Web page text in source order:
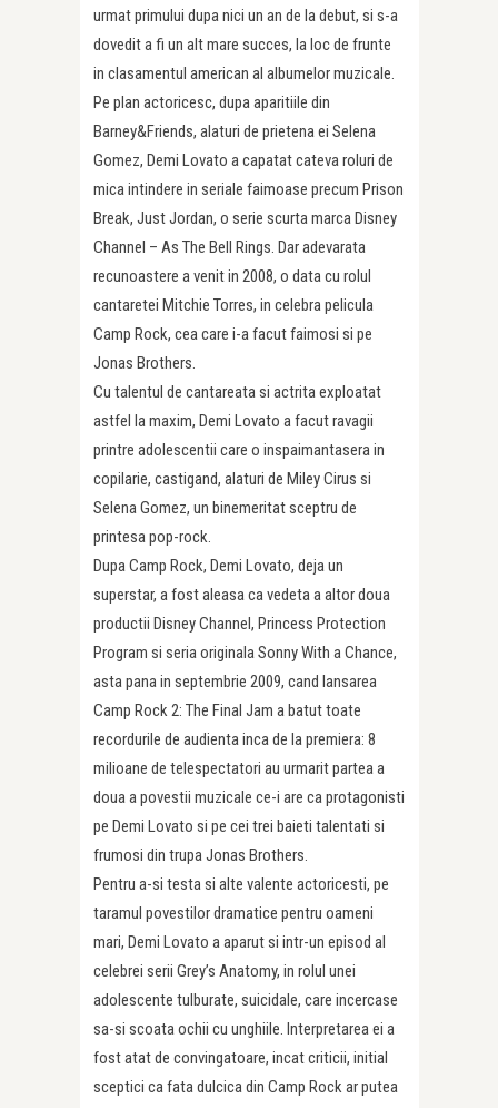
urmat primului dupa nici un an de la debut, si s-a
dovedit a fi un alt mare succes, la loc de frunte
in clasamentul american al albumelor muzicale.
Pe plan actoricesc, dupa aparitiile din
Barney&Friends, alaturi de prietena ei Selena
Gomez, Demi Lovato a capatat cateva roluri de
mica intindere in seriale faimoase precum Prison
Break, Just Jordan, o serie scurta marca Disney
Channel – As The Bell Rings. Dar adevarata
recunoastere a venit in 2008, o data cu rolul
cantaretei Mitchie Torres, in celebra pelicula
Camp Rock, cea care i-a facut faimosi si pe
Jonas Brothers.
Cu talentul de cantareata si actrita exploatat
astfel la maxim, Demi Lovato a facut ravagii
printre adolescentii care o inspaimantasera in
copilarie, castigand, alaturi de Miley Cirus si
Selena Gomez, un binemeritat sceptru de
printesa pop-rock.
Dupa Camp Rock, Demi Lovato, deja un
superstar, a fost aleasa ca vedeta a altor doua
productii Disney Channel, Princess Protection
Program si seria originala Sonny With a Chance,
asta pana in septembrie 2009, cand lansarea
Camp Rock 2: The Final Jam a batut toate
recordurile de audienta inca de la premiera: 8
milioane de telespectatori au urmarit partea a
doua a povestii muzicale ce-i are ca protagonisti
pe Demi Lovato si pe cei trei baieti talentati si
frumosi din trupa Jonas Brothers.
Pentru a-si testa si alte valente actoricesti, pe
taramul povestilor dramatice pentru oameni
mari, Demi Lovato a aparut si intr-un episod al
celebrei serii Grey’s Anatomy, in rolul unei
adolescente tulburate, suicidale, care incercase
sa-si scoata ochii cu unghiile. Interpretarea ei a
fost atat de convingatoare, incat criticii, initial
sceptici ca fata dulcica din Camp Rock ar putea